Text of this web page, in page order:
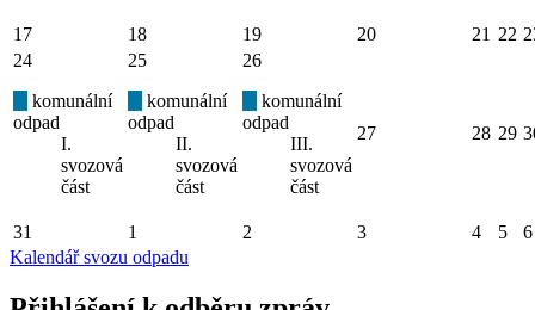
17 18 19 20 21 22
24
komunální
odpad
I.
svozová
část
25
komunální
odpad
II.
svozová
část
26
komunální
odpad
III.
svozová
část
27 28 29
31 1 2 3 4 5
6
Kalendář svozu odpadu